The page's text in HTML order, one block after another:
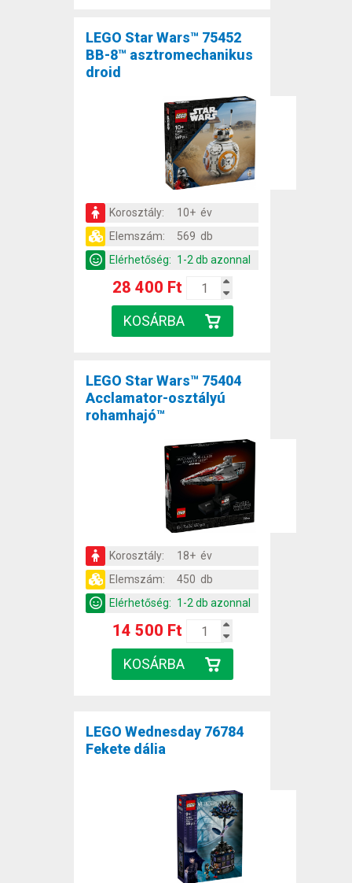
LEGO Star Wars™ 75452
BB-8™ asztromechanikus
droid
Korosztály:
10+ év
Elemszám:
569 db
Elérhetőség: 1-2 db azonnal
28 400 Ft
LEGO Star Wars™ 75404
Acclamator-osztályú
rohamhajó™
Korosztály:
18+ év
Elemszám:
450 db
Elérhetőség: 1-2 db azonnal
14 500 Ft
LEGO Wednesday 76784
Fekete dália